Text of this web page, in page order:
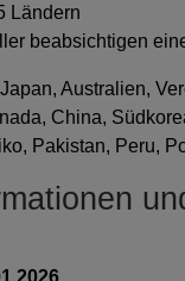
Ländern
beabsichtigen
Australien,
China,
Pakistan, Peru,